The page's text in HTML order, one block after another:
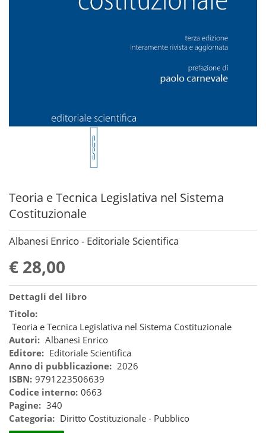
Teoria e Tecnica Legislativa nel Sistema
Costituzionale
Albanesi Enrico - Editoriale Scientifica
€ 28,00
Dettagli del libro
Titolo:
Teoria e Tecnica Legislativa nel Sistema Costituzionale
Autori: Albanesi Enrico
Editore: Editoriale Scientifica
Anno di pubblicazione: 2026
ISBN: 9791223506639
Codice interno: 0663
Pagine: 340
Categoria: Diritto Costituzionale - Pubblico